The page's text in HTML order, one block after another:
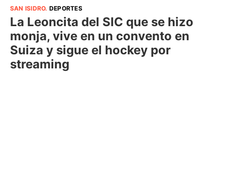
SAN ISIDRO. DEPORTES
La Leoncita del SIC que se hizo
monja, vive en un convento en
Suiza y sigue el hockey por
streaming